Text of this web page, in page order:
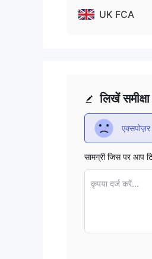
UK FCA
लिखें समीक्षा
एक्सपोज़र
सामग्री जिस पर आप
कृपया दर्ज करें...